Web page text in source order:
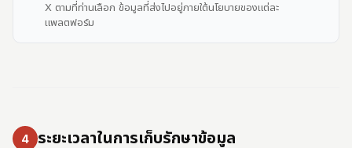
X ตามที่ท่านเลือก ข้อมูลที่ส่งไปอยู่ภายใต้นโยบายของแต่ละ
แพลตฟอร์ม
4 ระยะเวลาในการเก็บรักษาข้อมูล